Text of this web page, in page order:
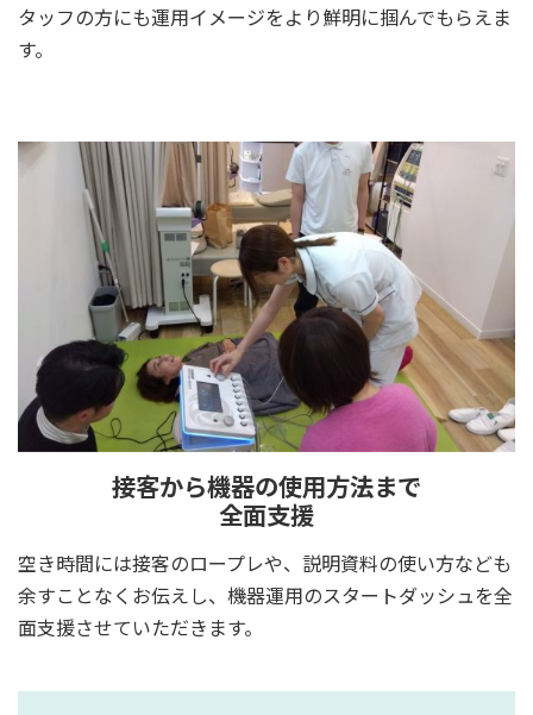
タッフの方にも運用イメージをより鮮明に掴んでもらえま
す。
接客から機器の使用方法まで
全面支援
空き時間には接客のロープレや、説明資料の使い方なども
余すことなくお伝えし、機器運用のスタートダッシュを全
面支援させていただきます。